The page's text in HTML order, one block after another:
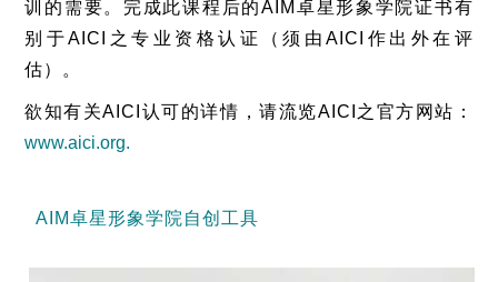
训的需要。完成此课程后的AIM卓星形象学院证书有
别于AICI之专业资格认证（须由AICI作出外在评
估）。
欲知有关AICI认可的详情，请流览AICI之官方网站：
www.aici.org.
AIM卓星形象学院自创工具